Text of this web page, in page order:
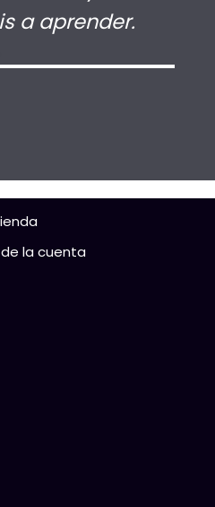
a aprender.
la cuenta